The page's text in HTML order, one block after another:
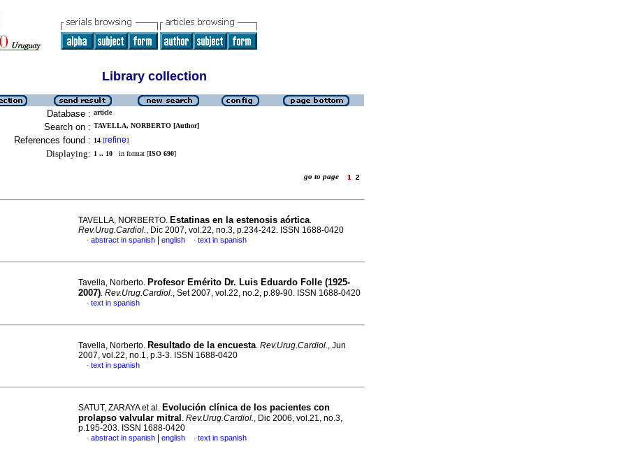
Library collection
Database : article
Search on : TAVELLA, NORBERTO [Author]
References found : 14 [refine]
Displaying: 1 .. 10 in format [ISO 690]
go to page
TAVELLA, NORBERTO. Estatinas en la estenosis aórtica.
Rev.Urug.Cardiol., Dic 2007, vol.22, no.3, p.234-242. ISSN 1688-0420
· abstract in spanish english · text in spanish
Tavella, Norberto. Profesor Emérito Dr. Luis Eduardo Folle (1925-
2007). Rev.Urug.Cardiol., Set 2007, vol.22, no.2, p.89-90. ISSN 1688-0420
· text in spanish
Tavella, Norberto. Resultado de la encuesta. Rev.Urug.Cardiol., Jun
2007, vol.22, no.1, p.3-3. ISSN 1688-0420
· text in spanish
SATUT, ZARAYA et al. Evolución clínica de los pacientes con
prolapso valvular mitral . Rev.Urug.Cardiol., Dic 2006, vol.21, no.3,
p.195-203. ISSN 1688-0420
· abstract in spanish english · text in spanish